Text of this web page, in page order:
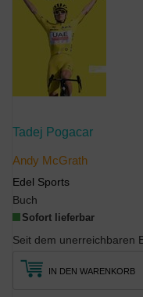
Tadej Pogacar
Andy McGrath
Edel Sports
Buch
Sofort lieferbar
IN DEN WARENKORB